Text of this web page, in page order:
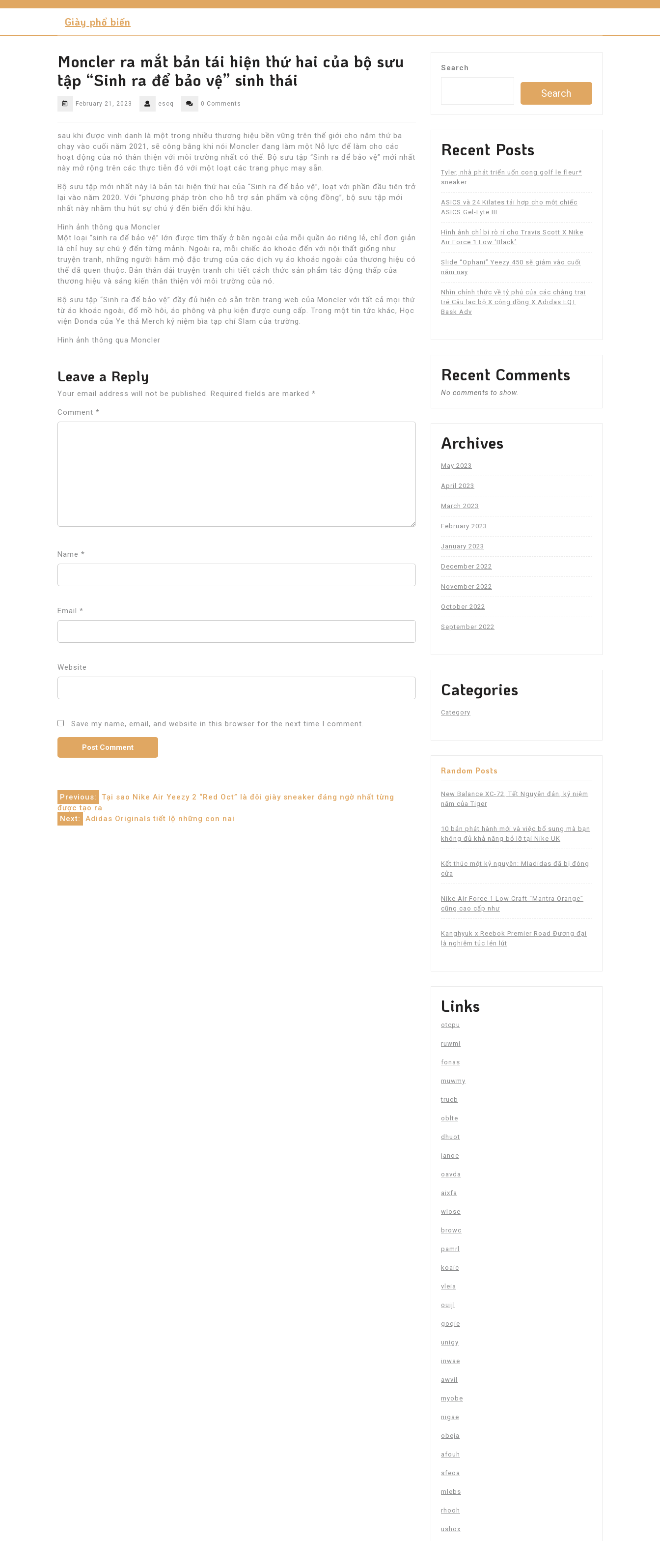
Giày phổ biến
Moncler ra mắt bản tái hiện thứ hai của bộ sưu
tập “Sinh ra để bảo vệ” sinh thái
February 21, 2023 escq 0 Comments
sau khi được vinh danh là một trong nhiều thương hiệu bền vững trên thế giới cho năm thứ ba
chạy vào cuối năm 2021, sẽ công bằng khi nói Moncler đang làm một Nỗ lực để làm cho các
hoạt động của nó thân thiện với môi trường nhất có thể. Bộ sưu tập “Sinh ra để bảo vệ” mới nhất
này mở rộng trên các thực tiễn đó với một loạt các trang phục may sẵn.
Bộ sưu tập mới nhất này là bản tái hiện thứ hai của “Sinh ra để bảo vệ”, loạt với phần đầu tiên trở
lại vào năm 2020. Với “phương pháp tròn cho hỗ trợ sản phẩm và cộng đồng”, bộ sưu tập mới
nhất này nhằm thu hút sự chú ý đến biến đổi khí hậu.
Hình ảnh thông qua Moncler
Một loại “sinh ra để bảo vệ” lớn được tìm thấy ở bên ngoài của mỗi quần áo riêng lẻ, chỉ đơn giản
là chỉ huy sự chú ý đến từng mảnh. Ngoài ra, mỗi chiếc áo khoác đến với nội thất giống như
truyện tranh, những người hâm mộ đặc trưng của các dịch vụ áo khoác ngoài của thương hiệu có
thể đã quen thuộc. Bản thân dải truyện tranh chi tiết cách thức sản phẩm tác động thấp của
thương hiệu và sáng kiến ​​thân thiện với môi trường của nó.
Bộ sưu tập “Sinh ra để bảo vệ” đầy đủ hiện có sẵn trên trang web của Moncler với tất cả mọi thứ
từ áo khoác ngoài, đổ mồ hôi, áo phông và phụ kiện được cung cấp. Trong một tin tức khác, Học
viện Donda của Ye thả Merch kỷ niệm bìa tạp chí Slam của trường.
Hình ảnh thông qua Moncler
Leave a Reply
Your email address will not be published. Required fields are marked *
Comment *
Name *
Email *
Website
Save my name, email, and website in this browser for the next time I comment.
Post
navigation
Previous:
Tại sao Nike Air Yeezy 2 “Red Oct” là đôi giày sneaker đáng ngờ nhất từng
được tạo ra
Next:
Adidas Originals tiết lộ những con nai
Search
Search
Recent Posts
Tyler, nhà phát triển uốn cong golf le fleur*
sneaker
ASICS và 24 Kilates tái hợp cho một chiếc
ASICS Gel-Lyte III
Hình ảnh chỉ bị rò rỉ cho Travis Scott X Nike
Air Force 1 Low ‘Black’
Slide “Ophani” Yeezy 450 sẽ giảm vào cuối
năm nay
Nhìn chính thức về tỷ phú của các chàng trai
trẻ Câu lạc bộ X cộng đồng X Adidas EQT
Bask Adv
Recent Comments
No comments to show.
Archives
May 2023
April 2023
March 2023
February 2023
January 2023
December 2022
November 2022
October 2022
September 2022
Categories
Category
Random Posts
New Balance XC-72, Tết Nguyên đán, kỷ niệm
năm của Tiger
10 bản phát hành mới và việc bổ sung mà bạn
không đủ khả năng bỏ lỡ tại Nike UK
Kết thúc một kỷ nguyên: MIadidas đã bị đóng
cửa
Nike Air Force 1 Low Craft “Mantra Orange”
cũng cao cấp như
Kanghyuk x Reebok Premier Road Đương đại
là nghiêm túc lén lút
Links
otcpu
ruwmi
fonas
muwmy
trucb
oblte
dhuot
janoe
oavda
aixfa
wlose
browc
pamrl
koaic
vleia
ouijl
goqie
unigy
inwae
awvil
myobe
nigae
obeja
afouh
sfeoa
mlebs
rhooh
ushox